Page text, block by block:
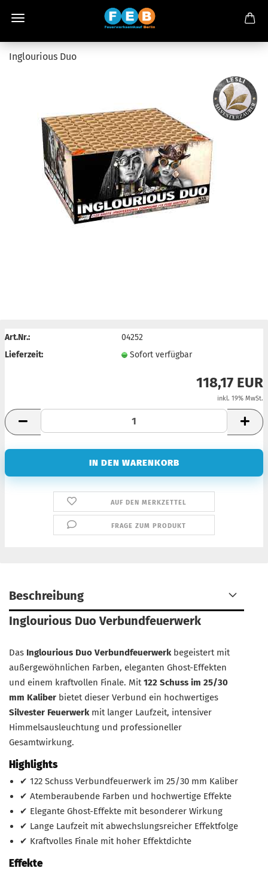
Inglourious Duo
Art.Nr.:
04252
Lieferzeit:
Sofort verfügbar
118,17 EUR
inkl. 19% MwSt.
AUF DEN MERKZETTEL
FRAGE ZUM PRODUKT
Beschreibung
Inglourious Duo Verbundfeuerwerk
Das Inglourious Duo Verbundfeuerwerkbegeistert mit
außergewöhnlichen Farben, eleganten Ghost-Effekten
und einem kraftvollen Finale. Mit122 Schuss im 25/30
mm Kaliber bietet dieser Verbund ein hochwertiges
Silvester Feuerwerkmit langer Laufzeit, intensiver
Himmelsausleuchtung und professioneller
Gesamtwirkung.
Highlights
✔ 122 Schuss Verbundfeuerwerk im 25/30 mm Kaliber
✔ Atemberaubende Farben und hochwertige Effekte
✔ Elegante Ghost-Effekte mit besonderer Wirkung
✔ Lange Laufzeit mit abwechslungsreicher Effektfolge
✔ Kraftvolles Finale mit hoher Effektdichte
Effekte